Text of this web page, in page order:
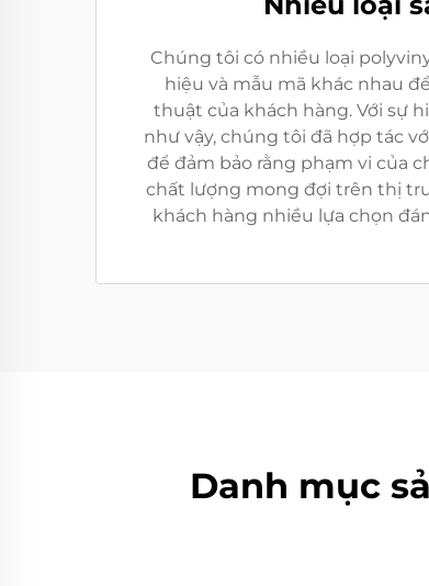
Chúng tôi có nhiều loại
hiệu và mẫu mã khác nhau
thuật của khách hàng. Với sự
như vậy, chúng tôi đã hợp tác
để đảm bảo rằng phạm vi của
chất lượng mong đợi trên thị
khách hàng nhiều lựa chọn
Danh mục